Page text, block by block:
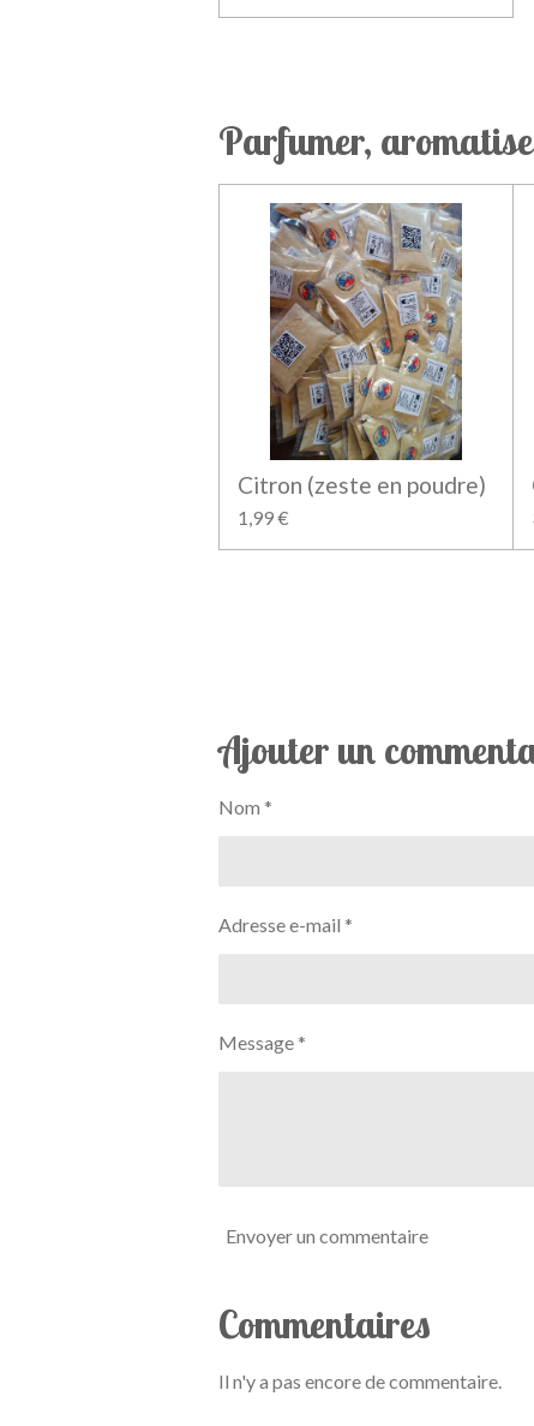
Parfumer,
Citron (zeste en poudre)
1,99 €
Ajouter un
Nom *
Adresse e-mail *
Message *
Envoyer un commentaire
Commentaires
Il n'y a pas encore de commentaire.